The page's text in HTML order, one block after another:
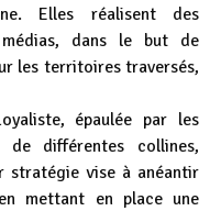
Elles réalisent des
dans le but de
les territoires traversés,
épaulée par les
de différentes collines,
stratégie vise à anéantir
mettant en place une